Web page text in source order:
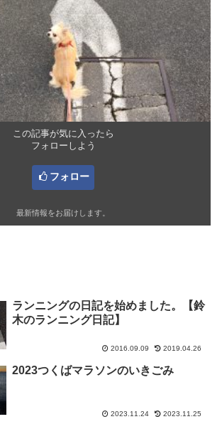
この記事が気に入ったら
フォローしよう
フォロー
最新情報をお届けします。
ランニングの日記を始めました。【鈴
木のランニング日記】
2016.09.09 2019.04.26
2023つくばマラソンのいきごみ
2023.11.24 2023.11.25